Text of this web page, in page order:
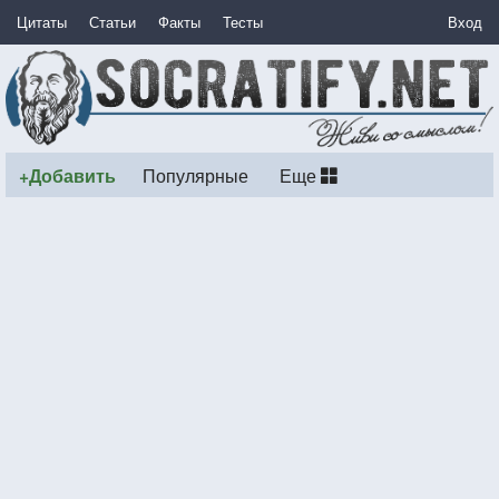
Цитаты Статьи Факты Тесты Вход
+Добавить Популярные Еще